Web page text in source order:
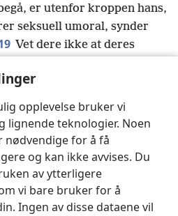
opplevelse bruker vi
lignende teknologier. Noen
nødvendige for å få
og kan ikke avvises. Du
av ytterligere
vi bare bruker for å
Ingen av disse dataene vil
er utenfor kroppen hans,
seksuell umoral, synder
Vet dere ikke at deres
fra Gud?
dere ble kjøpt for en pris.
å ære Gud. +
Del Innstillinger
Bible and Tract Society of Pennsylvania